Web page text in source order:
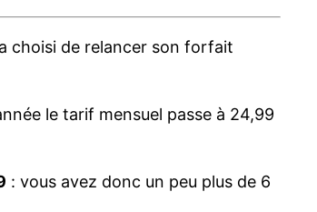
choisi de relancer son forfait
le tarif mensuel passe à 24,99
: vous avez donc un peu plus de 6